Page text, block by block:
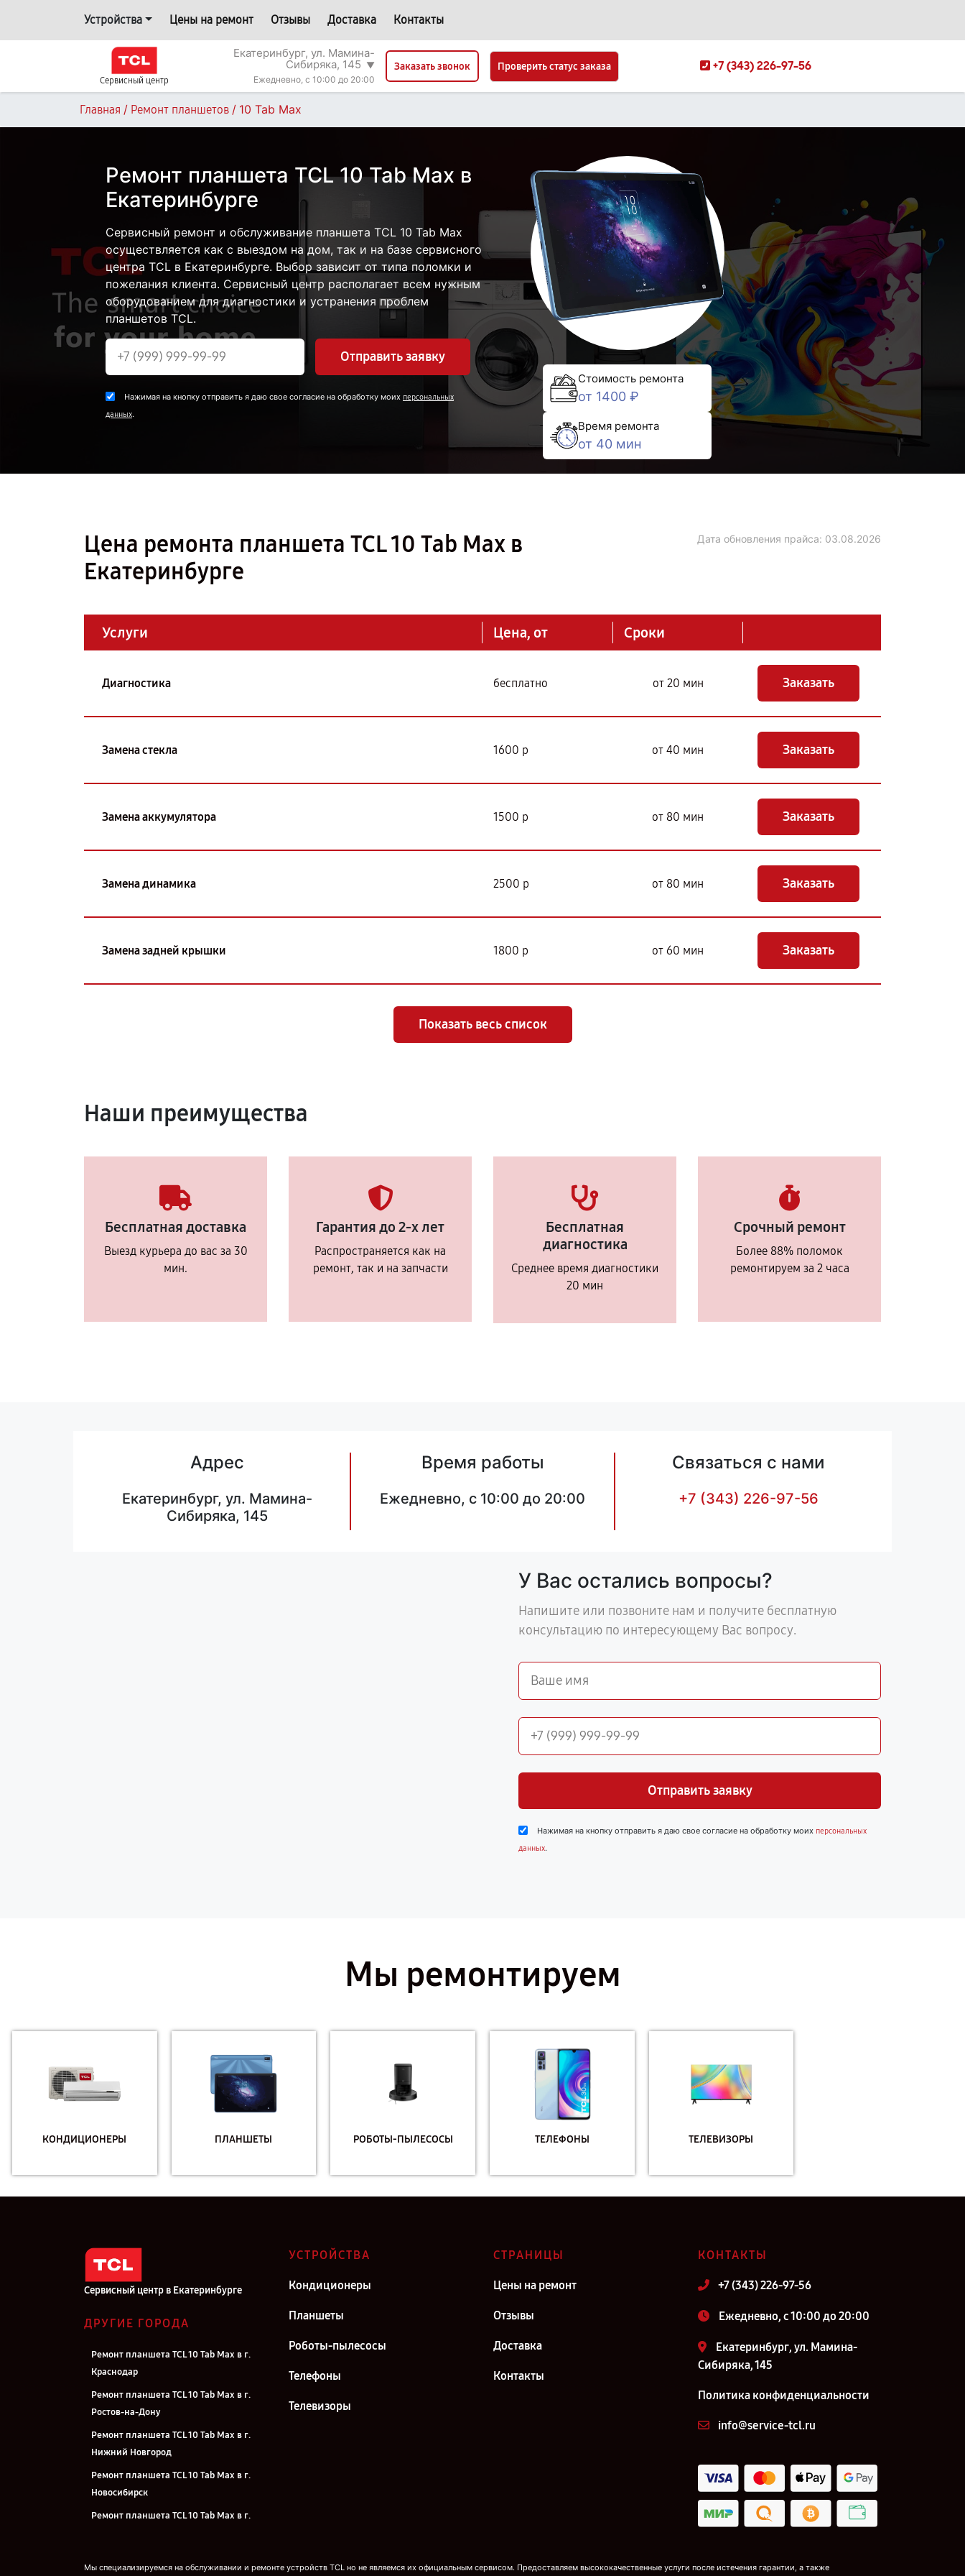
Устройства Цены на ремонт Отзывы Доставка Контакты
Сервисный центр
Екатеринбург, ул. Мамина-
Сибиряка, 145 ▼
Ежедневно, с 10:00 до 20:00
Заказать звонок Проверить статус заказа +7 (343) 226-97-56
Главная / Ремонт планшетов / 10 Tab Max
Ремонт планшета TCL 10 Tab Max в
Екатеринбурге
Сервисный ремонт и обслуживание планшета TCL 10 Tab Max
осуществляется как с выездом на дом, так и на базе сервисного
центра TCL в Екатеринбурге. Выбор зависит от типа поломки и
пожелания клиента. Сервисный центр располагает всем нужным
оборудованием для диагностики и устранения проблем
планшетов TCL.
Отправить заявку
Нажимая на кнопку отправить я даю свое согласие на обработку моих персональных
данных.
Стоимость ремонта
от 1400 ₽
Время ремонта
от 40 мин
Цена ремонта планшета TCL 10 Tab Max в
Екатеринбурге
Дата обновления прайса: 03.08.2026
Услуги Цена, от Сроки
Диагностика бесплатно от 20 мин Заказать
Замена стекла 1600 р от 40 мин Заказать
Замена аккумулятора 1500 р от 80 мин Заказать
Замена динамика 2500 р от 80 мин Заказать
Замена задней крышки 1800 р от 60 мин Заказать
Показать весь список
Наши преимущества
Бесплатная доставка
Выезд курьера до вас за 30
мин.
Гарантия до 2-х лет
Распространяется как на
ремонт, так и на запчасти
Бесплатная
диагностика
Среднее время диагностики
20 мин
Срочный ремонт
Более 88% поломок
ремонтируем за 2 часа
Адрес
Екатеринбург, ул. Мамина-
Сибиряка, 145
Время работы
Ежедневно, с 10:00 до 20:00
Связаться с нами
+7 (343) 226-97-56
У Вас остались вопросы?
Напишите или позвоните нам и получите бесплатную
консультацию по интересующему Вас вопросу.
Отправить заявку
Нажимая на кнопку отправить я даю свое согласие на обработку моих персональных
данных.
Мы ремонтируем
КОНДИЦИОНЕРЫ ПЛАНШЕТЫ РОБОТЫ-ПЫЛЕСОСЫ ТЕЛЕФОНЫ ТЕЛЕВИЗОРЫ
Сервисный центр в Екатеринбурге
ДРУГИЕ ГОРОДА
Ремонт планшета TCL 10 Tab Max в г.
Краснодар
Ремонт планшета TCL 10 Tab Max в г.
Ростов-на-Дону
Ремонт планшета TCL 10 Tab Max в г.
Нижний Новгород
Ремонт планшета TCL 10 Tab Max в г.
Новосибирск
Ремонт планшета TCL 10 Tab Max в г.
Казань
УСТРОЙСТВА
Кондиционеры
Планшеты
Роботы-пылесосы
Телефоны
Телевизоры
СТРАНИЦЫ
Цены на ремонт
Отзывы
Доставка
Контакты
КОНТАКТЫ
+7 (343) 226-97-56
Ежедневно, с 10:00 до 20:00
Екатеринбург, ул. Мамина-
Сибиряка, 145
Политика конфиденциальности
info@service-tcl.ru
Мы специализируемся на обслуживании и ремонте устройств TCL но не являемся их официальным сервисом. Предоставляем высококачественные услуги после истечения гарантии, а также